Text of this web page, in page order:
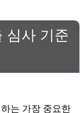
심사 기준
는 가장 중요한